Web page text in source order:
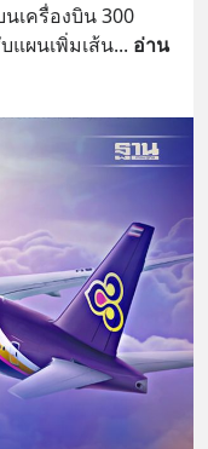
เครื่องบิน 300
แผนเพิ่มเส้น... อ่าน